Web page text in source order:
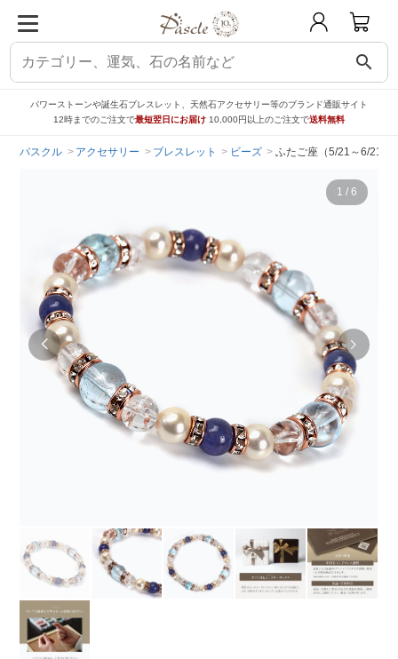
search
パワーストーンや誕生石ブレスレット、天然石アクセサリー等のブランド通販サイト
12時までのご注文で最短翌日にお届け 10,000円以上のご注文で送料無料
パスクル アクセサリー ブレスレット ビーズ ふたご座（5/21～6/21）
1 / 6